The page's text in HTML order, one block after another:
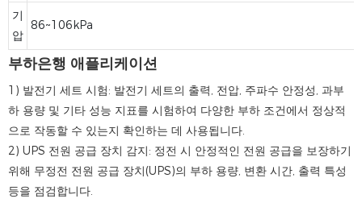
기
압
86~106kPa
부하은행 애플리케이션
1) 발전기 세트 시험: 발전기 세트의 출력, 전압, 주파수 안정성, 과부
하 용량 및 기타 성능 지표를 시험하여 다양한 부하 조건에서 정상적
으로 작동할 수 있는지 확인하는 데 사용됩니다.
2) UPS 전원 공급 장치 감지: 정전 시 안정적인 전원 공급을 보장하기
위해 무정전 전원 공급 장치(UPS)의 부하 용량, 변환 시간, 출력 특성
등을 점검합니다.